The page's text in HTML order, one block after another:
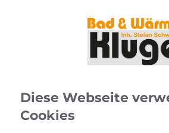
Diese Webseite
Cookies